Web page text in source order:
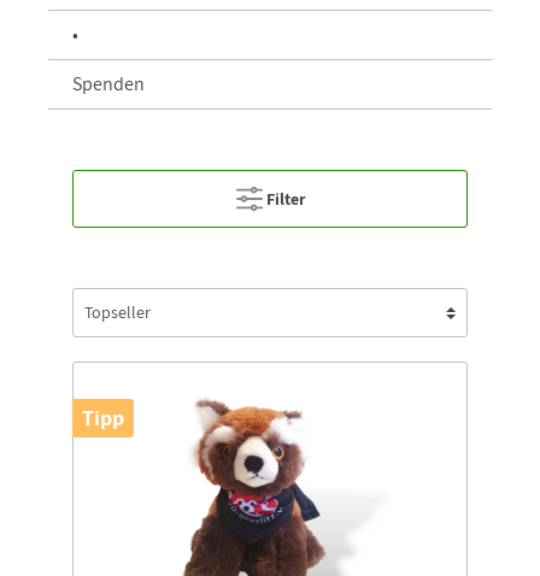
•
Spenden
Filter
Tipp